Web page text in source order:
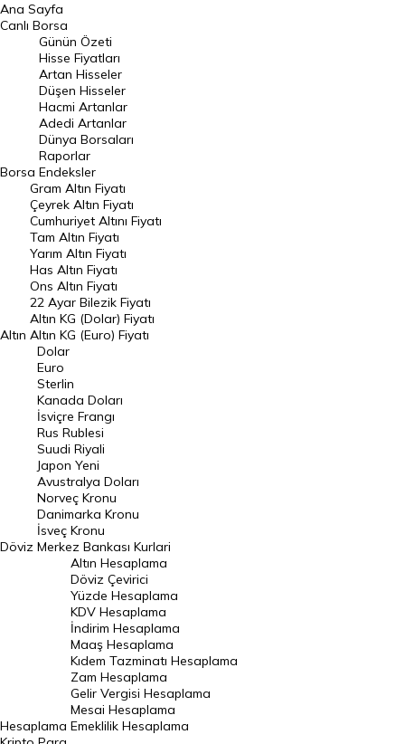
BIST 100 Hisseleri
En Çok Artan Hisseler
En Çok Düşen Hisseler
Hacmi Artanlar
Geçmiş Kapanışlar
Dünya Borsaları
Raporlar
Endeksler
DÖVİZ
Döviz Kuru
Dolar Kuru
Euro Kuru
Pound Kuru
Frank Kuru
Riyal Kuru
Avustralya Doları
Danimarka Kronu Kuru
Kanada Doları Kuru
Norveç Kronu Kuru
İsveç Kronu Kuru
Japon Yeni Kuru
Serbest Piyasa Döviz Kurları
Merkez Bankası Döviz Kurları
Altın Fiyatları
Ana Sayfa
Canlı Borsa
Borsa
Günün Özeti
Hisse Fiyatları
Artan Hisseler
Düşen Hisseler
Hacmi Artanlar
Adedi Artanlar
Dünya Borsaları
Raporlar
Endeksler
Altın
Gram Altın Fiyatı
Çeyrek Altın Fiyatı
Cumhuriyet Altını Fiyatı
Tam Altın Fiyatı
Yarım Altın Fiyatı
Has Altın Fiyatı
Ons Altın Fiyatı
22 Ayar Bilezik Fiyatı
Altın KG (Dolar) Fiyatı
Altın KG (Euro) Fiyatı
Döviz
Dolar
Euro
Sterlin
Kanada Doları
İsviçre Frangı
Rus Rublesi
Suudi Riyali
Japon Yeni
Avustralya Doları
Norveç Kronu
Danimarka Kronu
İsveç Kronu
Merkez Bankası Kurlari
Hesaplama
Altın Hesaplama
Döviz Çevirici
Yüzde Hesaplama
KDV Hesaplama
İndirim Hesaplama
Maaş Hesaplama
Kıdem Tazminatı Hesaplama
Zam Hesaplama
Gelir Vergisi Hesaplama
Mesai Hesaplama
Emeklilik Hesaplama